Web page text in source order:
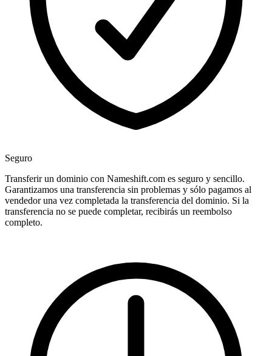
Seguro
Transferir un dominio con Nameshift.com es seguro y sencillo.
Garantizamos una transferencia sin problemas y sólo pagamos al
vendedor una vez completada la transferencia del dominio. Si la
transferencia no se puede completar, recibirás un reembolso
completo.